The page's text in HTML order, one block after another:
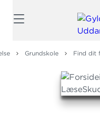
Grundskole Find dit